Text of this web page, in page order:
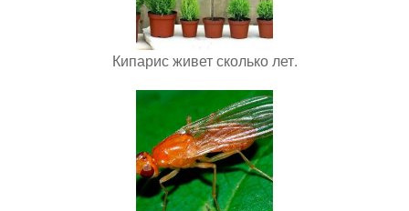
Кипарис живет сколько лет.